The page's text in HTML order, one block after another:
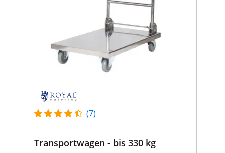
(7)
Transportwagen - bis 330 kg